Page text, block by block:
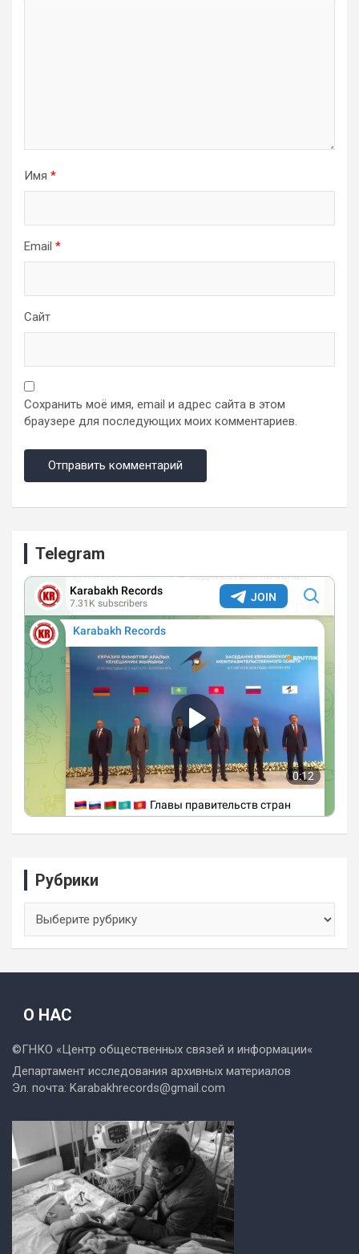
Имя *
Email *
Сайт
Сохранить моё имя, email и адрес сайта в этом
браузере для последующих моих комментариев.
Telegram
Рубрики
О НАС
©ГНКО «Центр общественных связей и информации«
Департамент исследования архивных материалов
Эл. почта: Karabakhrecords@gmail.com